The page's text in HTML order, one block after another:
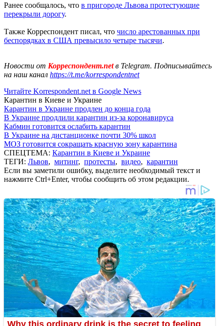
Ранее сообщалось, что в пригороде Львова протестующие
перекрыли дорогу.
Также Корреспондент писал, что число арестованных при
беспорядках в США превысило четыре тысячи.
Новости от Корреспондент.netв Telegram. Подписывайтесь
на наш канал https://t.me/korrespondentnet
Читайте Korrespondent.net в Google News
Карантин в Киеве и Украине
Карантин в Украине продлен до конца года
В Украине продлили карантин из-за коронавируса
Кабмин готовится ослабить карантин
В Украине на дистанционке почти 30% школ
МОЗ готовится сокращать красную зону карантина
СПЕЦТЕМА: Карантин в Киеве и Украине
ТЕГИ: Львов, митинг, протесты, видео, карантин
Если вы заметили ошибку, выделите необходимый текст и
нажмите Ctrl+Enter, чтобы сообщить об этом редакции.